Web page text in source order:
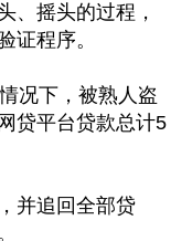
、摇头的过程，
证程序。
况下，被熟人盗
贷平台贷款总计5
并追回全部贷